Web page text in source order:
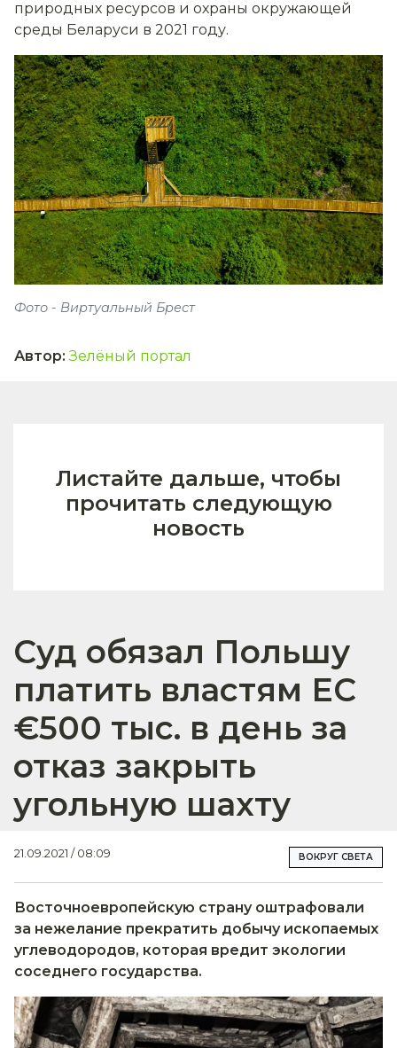
природных ресурсов и охраны окружающей
среды Беларуси в 2021 году.
Фото - Виртуальный Брест
Автор: Зелёный портал
Листайте дальше, чтобы
прочитать следующую
новость
Суд обязал Польшу
платить властям ЕС
€500 тыс. в день за
отказ закрыть
угольную шахту
21.09.2021 / 08:09 ВОКРУГ СВЕТА
Восточноевропейскую страну оштрафовали
за нежелание прекратить добычу ископаемых
углеводородов, которая вредит экологии
соседнего государства.